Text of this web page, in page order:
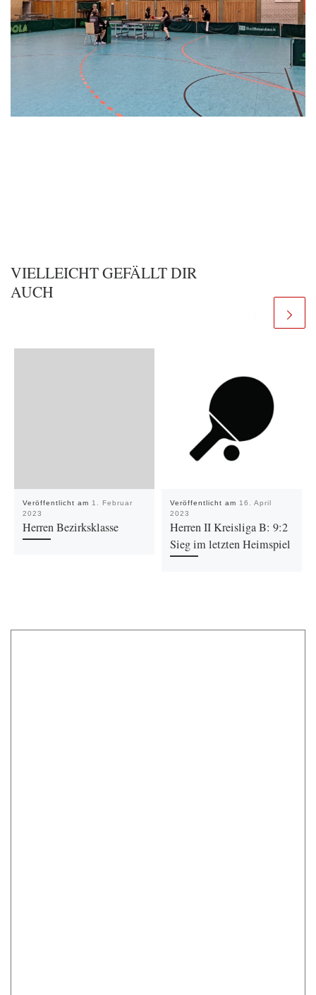
VIELLEICHT GEFÄLLT DIR
AUCH
Veröffentlicht am 1. Februar
2023
Herren Bezirksklasse
Veröffentlicht am 16. April
2023
Herren II Kreisliga B: 9:2
Sieg im letzten Heimspiel